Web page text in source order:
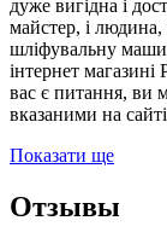
дуже вигідна і
майстер, і
шліфувальну
інтернет
вас є питання, ви
вказаними на
Показати ще
Отзывы